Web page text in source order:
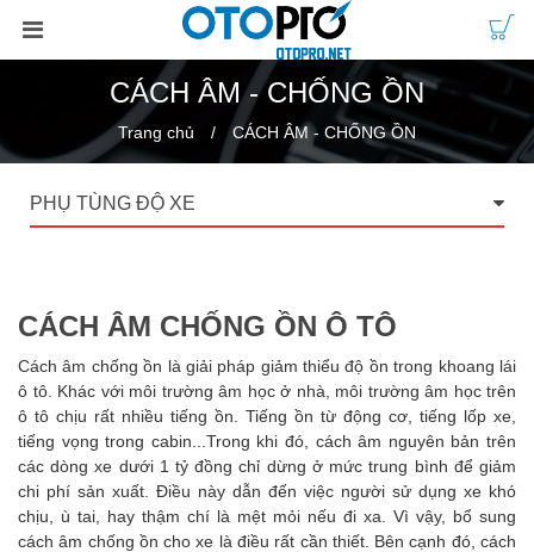
CÁCH ÂM - CHỐNG ỒN
Trang chủ CÁCH ÂM - CHỐNG ỒN
PHỤ TÙNG ĐỘ XE
CÁCH ÂM CHỐNG ỒN Ô TÔ
Cách âm chống ồn là giải pháp giảm thiểu độ ồn trong khoang lái
ô tô. Khác với môi trường âm học ở nhà, môi trường âm học trên
ô tô chịu rất nhiều tiếng ồn. Tiếng ồn từ động cơ, tiếng lốp xe,
tiếng vọng trong cabin...Trong khi đó, cách âm nguyên bản trên
các dòng xe dưới 1 tỷ đồng chỉ dừng ở mức trung bình để giảm
chi phí sản xuất. Điều này dẫn đến việc người sử dụng xe khó
chịu, ù tai, hay thậm chí là mệt mỏi nếu đi xa. Vì vậy, bổ sung
cách âm chống ồn cho xe là điều rất cần thiết. Bên cạnh đó, cách